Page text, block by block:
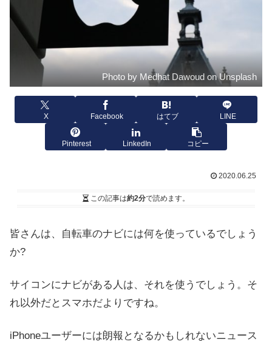
Photo by Medhat Dawoud on Unsplash
X Facebook はてブ LINE
Pinterest LinkedIn コピー
2020.06.25
この記事は約2分で読めます。
皆さんは、自転車のナビには何を使っているでしょう
か?
サイコンにナビがある人は、それを使うでしょう。そ
れ以外だとスマホだよりですね。
iPhoneユーザーには朗報となるかもしれないニュース